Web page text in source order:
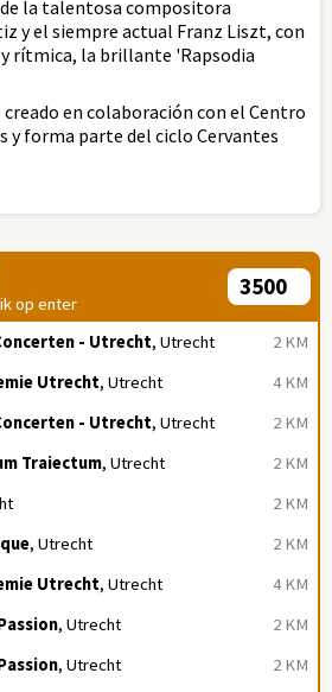
la talentosa compositora
y el siempre actual Franz Liszt, con
rítmica, la brillante 'Rapsodia
en colaboración con el Centro
y forma parte del ciclo Cervantes
op enter
2 KM
- Utrecht, Utrecht
4 KM
Utrecht, Utrecht
2 KM
- Utrecht, Utrecht
2 KM
Traiectum, Utrecht
2 KM
2 KM
, Utrecht
4 KM
Utrecht, Utrecht
2 KM
, Utrecht
2 KM
, Utrecht